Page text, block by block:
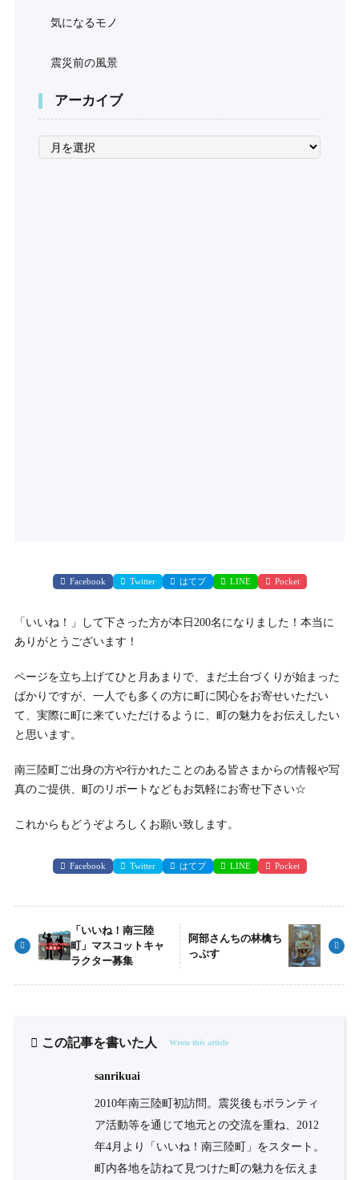
気になるモノ
震災前の風景
アーカイブ
ア
カ
Facebook Twitter はてブ LINE Pocket
「いいね！」して下さった方が本日200名になりました！本当に
ありがとうございます！
ページを立ち上げてひと月あまりで、まだ土台づくりが始まった
ばかりですが、一人でも多くの方に町に関心をお寄せいただい
て、実際に町に来ていただけるように、町の魅力をお伝えしたい
と思います。
南三陸町ご出身の方や行かれたことのある皆さまからの情報や写
真のご提供、町のリポートなどもお気軽にお寄せ下さい☆
これからもどうぞよろしくお願い致します。
Facebook Twitter はてブ LINE Pocket
「いいね！南三陸
町」マスコットキャ
ラクター募集
阿部さんちの林檎ち
っぷす
この記事を書いた人 Wrote this article
sanrikuai
2010年南三陸町初訪問。震災後もボランティ
ア活動等を通じて地元との交流を重ね、2012
年4月より「いいね！南三陸町」をスタート。
町内各地を訪ねて見つけた町の魅力を伝えま